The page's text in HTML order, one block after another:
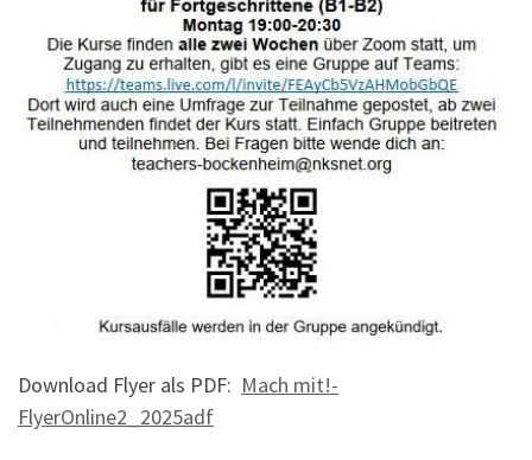
Download Flyer als PDF: Mach mit!-
FlyerOnline2_2025adf